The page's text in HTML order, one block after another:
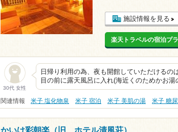
施設情報を見る
楽天トラベルの宿泊プ
30代 女性
日帰り利用の為、夜も開館していただける
目の前に露天風呂に入れ(海近くのためかお
関連情報 米子 塩化物泉 米子 宿泊 米子 美肌の湯 米子 糖
かいけ彩朝楽（旧 ホテル清風荘）